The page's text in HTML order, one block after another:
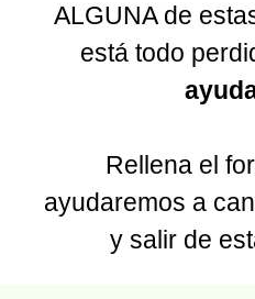
ALGUNA de
está todo
Rellena el
ayudaremos a
y salir de